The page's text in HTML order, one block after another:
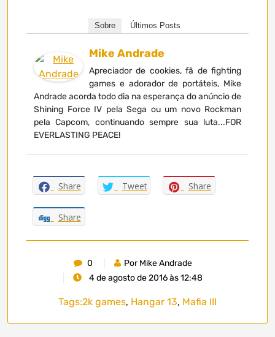
Sobre Últimos Posts
Mike Andrade
Apreciador de cookies, fã de fighting
games e adorador de portáteis, Mike
Andrade acorda todo dia na esperança do anúncio de
Shining Force IV pela Sega ou um novo Rockman
pela Capcom, continuando sempre sua luta...FOR
EVERLASTING PEACE!
Share Tweet Share
Share
0
Por Mike Andrade
4 de agosto de 2016 às 12:48
Tags:2k games, Hangar 13, Mafia III